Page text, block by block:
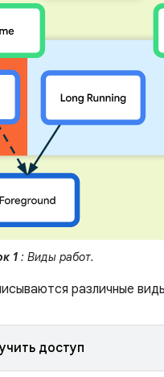
1 : Виды работ.
различные
доступ